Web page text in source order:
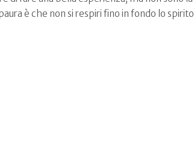
è che non si respiri fino in fondo lo spirito